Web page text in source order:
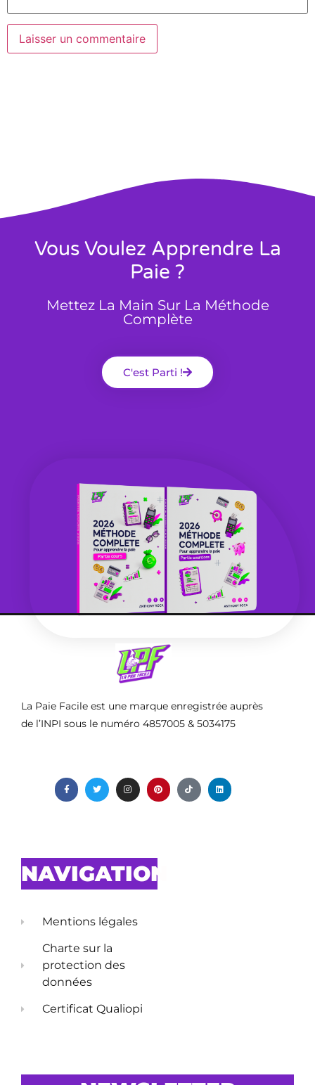
Vous Voulez Apprendre La
Paie ?
Mettez La Main Sur La Méthode
Complète
C'est Parti !
La Paie Facile est une marque enregistrée auprès
de l’INPI sous le numéro 4857005 & 5034175
NAVIGATION
Mentions légales
Charte sur la
protection des
données
Certificat Qualiopi